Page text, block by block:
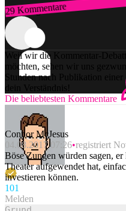
29 Kommentare
Zum Login
Weil wir die Kommentar-
möchten, sehen wir uns
Stunden nach Publikation
dein Verständnis!
Die beliebtesten Kommentare
Connor McJesus
04.08.2017 07:26 registriert
Böse Zungen würden sagen,
Theater aufgewendet hat,
investieren können.
101
Melden